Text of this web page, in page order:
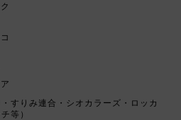
すりみ連合・シオカラーズ・ロッカ
等）